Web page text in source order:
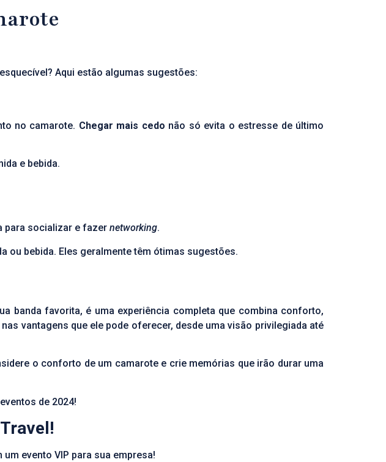
Aqui estão algumas sugestões:
no camarote. Chegar mais cedo não só evita o estresse de último
e bebida.
para socializar e fazer networking.
ou bebida. Eles geralmente têm ótimas sugestões.
banda favorita, é uma experiência completa que combina conforto,
vantagens que ele pode oferecer, desde uma visão privilegiada até
o conforto de um camarote e crie memórias que irão durar uma
de 2024!
evento VIP para sua empresa!